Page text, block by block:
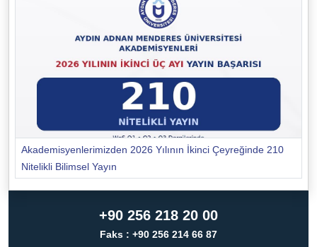
Akademisyenlerimizden 2026 Yılının İkinci Çeyreğinde 210
Nitelikli Bilimsel Yayın
+90 256 218 20 00
Faks : +90 256 214 66 87